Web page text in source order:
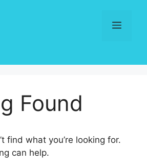
Menu
Found
find what you’re looking for.
can help.